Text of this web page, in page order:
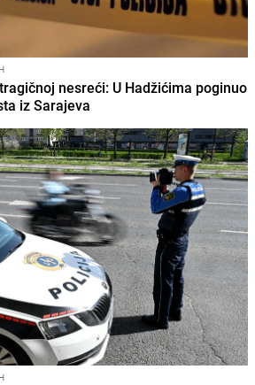
nesreći: U Hadžićima poginuo
iz Sarajeva